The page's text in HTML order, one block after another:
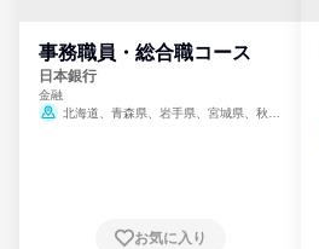
事務職員・総合職コース
日本銀行
金融
北海道、青森県、岩手県、宮城県、秋田
崎県、熊本県、大分県、宮崎県、鹿児島県、
お気に入り